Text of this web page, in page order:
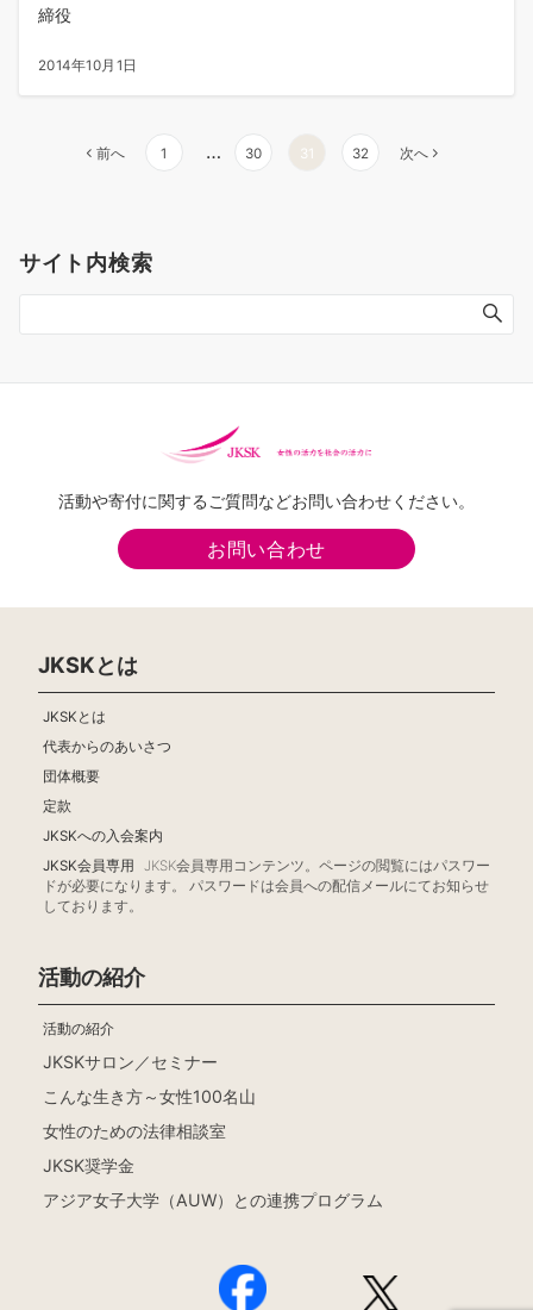
締役
2014年10月1日
ー
ジ
前へ 1 … 30 31 32 次へ
サイト内検索
活動や寄付に関するご質問などお問い合わせください。
お問い合わせ
JKSKとは
JKSKとは
代表からのあいさつ
団体概要
定款
JKSKへの入会案内
JKSK会員専用
JKSK会員専用コンテンツ。ページの閲覧にはパスワー
ドが必要になります。 パスワードは会員への配信メールにてお知らせ
しております。
活動の紹介
活動の紹介
JKSKサロン／セミナー
こんな生き方～女性100名山
女性のための法律相談室
JKSK奨学金
アジア女子大学（AUW）との連携プログラム